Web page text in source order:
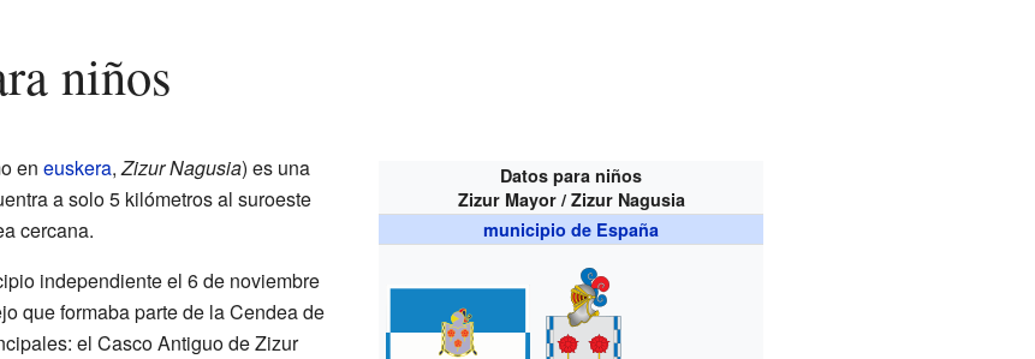
niños
Datos para niños
Zizur Mayor / Zizur Nagusia
municipio de España
en euskera,Zizur Nagusia) es una
a solo 5 kilómetros al suroeste
cercana.
independiente el 6 de noviembre
que formaba parte de la Cendea de
el Casco Antiguo de Zizur